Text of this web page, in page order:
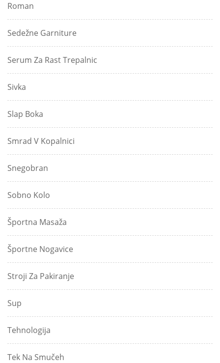
Roman
Sedežne Garniture
Serum Za Rast Trepalnic
Sivka
Slap Boka
Smrad V Kopalnici
Snegobran
Sobno Kolo
Športna Masaža
Športne Nogavice
Stroji Za Pakiranje
Sup
Tehnologija
Tek Na Smučeh